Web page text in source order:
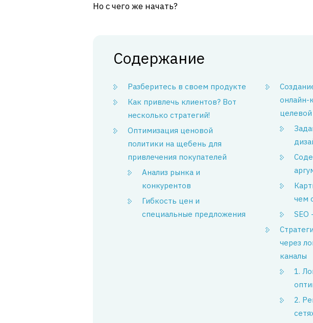
Но с чего же начать?
Содержание
Разберитесь в своем продукте
Как привлечь клиентов? Вот
несколько стратегий!
Оптимизация ценовой
политики на щебень для
привлечения покупателей
Анализ рынка и
конкурентов
Гибкость цен и
специальные предложения
онлайн-
чем
SEO
через
каналы
1.
2.